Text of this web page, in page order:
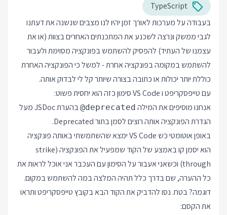
TypeScript
בעבודה על מערכות לאורך זמן יהיו לנו מצבים שנשנה את דעתנו
לגבי ממשק ונרצה לשכנע את המתכנתים האחרים בצוות (או את
עצמנו של העתיד) להפסיק להשתמש בפונקציה מסוימת ולעבור
להשתמש במקומה בפונקציה אחרת - למשל כי הפונקציה האחרת
כוללת יותר יכולות או כתובה בצורה שיותר קל לי לבדוק אותה.
עם טייפסקריפט ו VS Code סימון כזה הוא יחסית פשוט:
אנחנו מוסיפים את המילה @deprecated
בהערת JSDoc מעל
הגדרת הפונקציה אותה רוצים לסמן בתור Deprecated.
באופן אוטומטי כש VS Code ימצא שהשתמשתי באותה פונקציה
הוא יסמן קו באמצע של הקוד שמפעיל את הפונקציה (strike
through) וכשאני אעבור על הסימון עם העכבר אני אוכל לראות את
כל ההערה, שם בדרך כלל תהיה המלצה במה להשתמש במקום.
דוגמה? בטח. נסו להדביק את הקוד הבא בקובץ טייפסקריפט ותראו
את הקסם: